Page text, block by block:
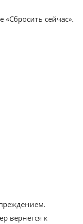
«Сбросить сейчас».
вернется к